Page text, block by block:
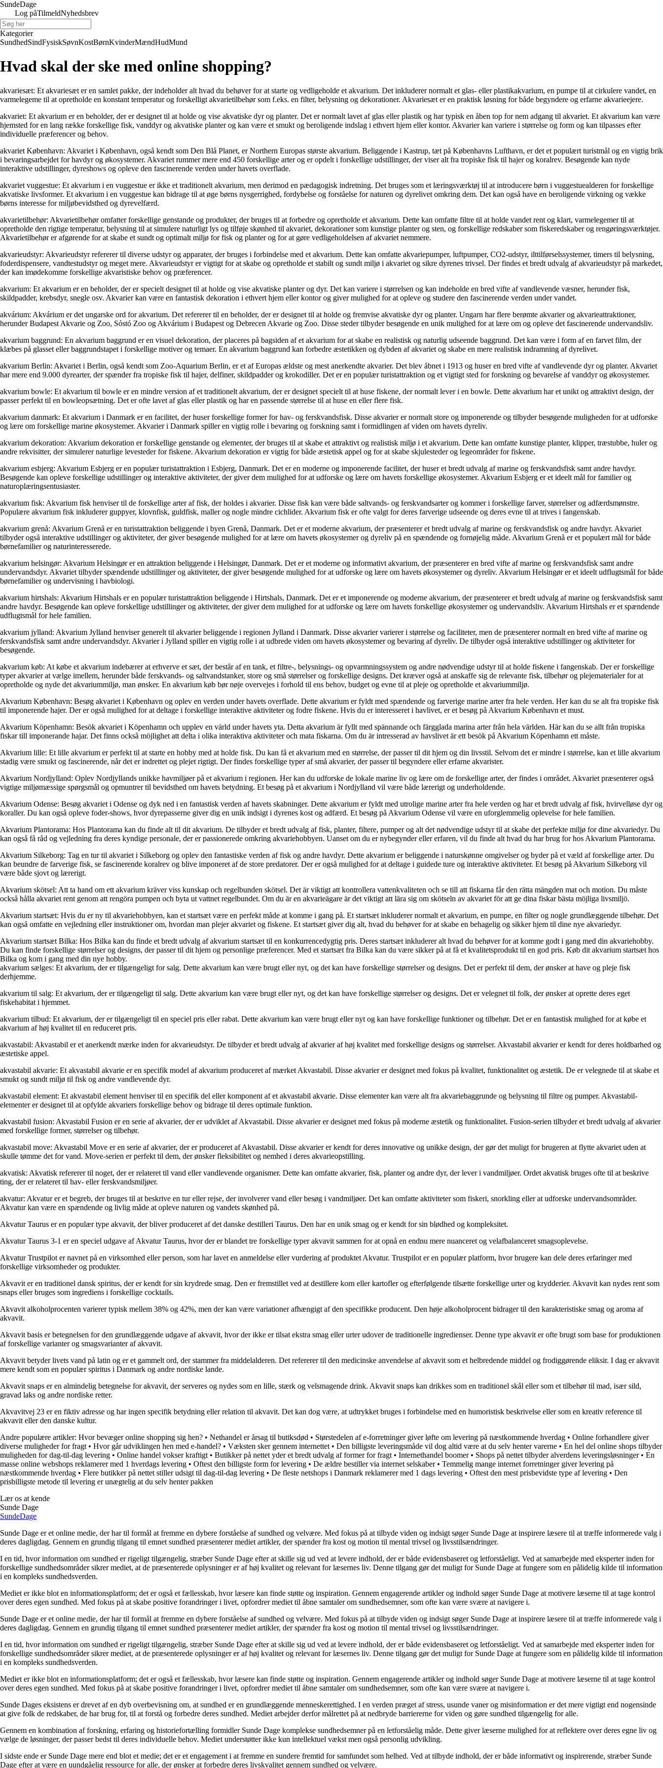
SundeDage
Log påTilmeldNyhedsbrev
Kategorier
SundhedSindFysiskSøvnKostBørnKvinderMændHudMund
Hvad skal der ske med online shopping?
akvariesæt: Et akvariesæt er en samlet pakke, der indeholder alt hvad du behøver for at starte og vedligeholde et akvarium. Det inkluderer normalt et glas- eller plastikakvarium, en pumpe til at cirkulere vandet, en
varmelegeme til at opretholde en konstant temperatur og forskelligt akvarietilbehør som f.eks. en filter, belysning og dekorationer. Akvariesæt er en praktisk løsning for både begyndere og erfarne akvarieejere.
akvariet: Et akvarium er en beholder, der er designet til at holde og vise akvatiske dyr og planter. Det er normalt lavet af glas eller plastik og har typisk en åben top for nem adgang til akvariet. Et akvarium kan være
hjemsted for en lang række forskellige fisk, vanddyr og akvatiske planter og kan være et smukt og beroligende indslag i ethvert hjem eller kontor. Akvarier kan variere i størrelse og form og kan tilpasses efter
individuelle præferencer og behov.
akvariet København: Akvariet i København, også kendt som Den Blå Planet, er Northern Europas største akvarium. Beliggende i Kastrup, tæt på Københavns Lufthavn, er det et populært turistmål og en vigtig brik
i bevaringsarbejdet for havdyr og økosystemer. Akvariet rummer mere end 450 forskellige arter og er opdelt i forskellige udstillinger, der viser alt fra tropiske fisk til hajer og koralrev. Besøgende kan nyde
interaktive udstillinger, dyreshows og opleve den fascinerende verden under havets overflade.
akvariet vuggestue: Et akvarium i en vuggestue er ikke et traditionelt akvarium, men derimod en pædagogisk indretning. Det bruges som et læringsværktøj til at introducere børn i vuggestuealderen for forskellige
akvatiske livsformer. Et akvarium i en vuggestue kan bidrage til at øge børns nysgerrighed, fordybelse og forståelse for naturen og dyrelivet omkring dem. Det kan også have en beroligende virkning og vække
børns interesse for miljøbevidsthed og dyrevelfærd.
akvarietilbehør: Akvarietilbehør omfatter forskellige genstande og produkter, der bruges til at forbedre og opretholde et akvarium. Dette kan omfatte filtre til at holde vandet rent og klart, varmelegemer til at
opretholde den rigtige temperatur, belysning til at simulere naturligt lys og tilføje skønhed til akvariet, dekorationer som kunstige planter og sten, og forskellige redskaber som fiskeredskaber og rengøringsværktøjer.
Akvarietilbehør er afgørende for at skabe et sundt og optimalt miljø for fisk og planter og for at gøre vedligeholdelsen af akvariet nemmere.
akvarieudstyr: Akvarieudstyr refererer til diverse udstyr og apparater, der bruges i forbindelse med et akvarium. Dette kan omfatte akvariepumper, luftpumper, CO2-udstyr, ilttilførselssystemer, timers til belysning,
foderdispensere, vandtestudstyr og meget mere. Akvarieudstyr er vigtigt for at skabe og opretholde et stabilt og sundt miljø i akvariet og sikre dyrenes trivsel. Der findes et bredt udvalg af akvarieudstyr på markedet,
der kan imødekomme forskellige akvaristiske behov og præferencer.
akvarium: Et akvarium er en beholder, der er specielt designet til at holde og vise akvatiske planter og dyr. Det kan variere i størrelsen og kan indeholde en bred vifte af vandlevende væsner, herunder fisk,
skildpadder, krebsdyr, snegle osv. Akvarier kan være en fantastisk dekoration i ethvert hjem eller kontor og giver mulighed for at opleve og studere den fascinerende verden under vandet.
akvárium: Akvárium er det ungarske ord for akvarium. Det refererer til en beholder, der er designet til at holde og fremvise akvatiske dyr og planter. Ungarn har flere berømte akvarier og akvarieattraktioner,
herunder Budapest Akvarie og Zoo, Sóstó Zoo og Akvárium i Budapest og Debrecen Akvarie og Zoo. Disse steder tilbyder besøgende en unik mulighed for at lære om og opleve det fascinerende undervandsliv.
akvarium baggrund: En akvarium baggrund er en visuel dekoration, der placeres på bagsiden af et akvarium for at skabe en realistisk og naturlig udseende baggrund. Det kan være i form af en farvet film, der
klæbes på glasset eller baggrundstapet i forskellige motiver og temaer. En akvarium baggrund kan forbedre æstetikken og dybden af akvariet og skabe en mere realistisk indramning af dyrelivet.
akvarium Berlin: Akvariet i Berlin, også kendt som Zoo-Aquarium Berlin, er et af Europas ældste og mest anerkendte akvarier. Det blev åbnet i 1913 og huser en bred vifte af vandlevende dyr og planter. Akvariet
har mere end 9.000 dyrearter, der spænder fra tropiske fisk til hajer, delfiner, skildpadder og krokodiller. Det er en populær turistattraktion og et vigtigt sted for forskning og bevarelse af vanddyr og økosystemer.
akvarium bowle: Et akvarium til bowle er en mindre version af et traditionelt akvarium, der er designet specielt til at huse fiskene, der normalt lever i en bowle. Dette akvarium har et unikt og attraktivt design, der
passer perfekt til en bowleopsætning. Det er ofte lavet af glas eller plastik og har en passende størrelse til at huse en eller flere fisk.
akvarium danmark: Et akvarium i Danmark er en facilitet, der huser forskellige former for hav- og ferskvandsfisk. Disse akvarier er normalt store og imponerende og tilbyder besøgende muligheden for at udforske
og lære om forskellige marine økosystemer. Akvarier i Danmark spiller en vigtig rolle i bevaring og forskning samt i formidlingen af viden om havets dyreliv.
akvarium dekoration: Akvarium dekoration er forskellige genstande og elementer, der bruges til at skabe et attraktivt og realistisk miljø i et akvarium. Dette kan omfatte kunstige planter, klipper, træstubbe, huler og
andre rekvisitter, der simulerer naturlige levesteder for fiskene. Akvarium dekoration er vigtig for både æstetisk appel og for at skabe skjulesteder og legeområder for fiskene.
akvarium esbjerg: Akvarium Esbjerg er en populær turistattraktion i Esbjerg, Danmark. Det er en moderne og imponerende facilitet, der huser et bredt udvalg af marine og ferskvandsfisk samt andre havdyr.
Besøgende kan opleve forskellige udstillinger og interaktive aktiviteter, der giver dem mulighed for at udforske og lære om havets forskellige økosystemer. Akvarium Esbjerg er et ideelt mål for familier og
naturoplæringsentusiaster.
akvarium fisk: Akvarium fisk henviser til de forskellige arter af fisk, der holdes i akvarier. Disse fisk kan være både saltvands- og ferskvandsarter og kommer i forskellige farver, størrelser og adfærdsmønstre.
Populære akvarium fisk inkluderer guppyer, klovnfisk, guldfisk, maller og nogle mindre cichlider. Akvarium fisk er ofte valgt for deres farverige udseende og deres evne til at trives i fangenskab.
akvarium grenå: Akvarium Grenå er en turistattraktion beliggende i byen Grenå, Danmark. Det er et moderne akvarium, der præsenterer et bredt udvalg af marine og ferskvandsfisk og andre havdyr. Akvariet
tilbyder også interaktive udstillinger og aktiviteter, der giver besøgende mulighed for at lære om havets økosystemer og dyreliv på en spændende og fornøjelig måde. Akvarium Grenå er et populært mål for både
børnefamilier og naturinteresserede.
akvarium helsingør: Akvarium Helsingør er en attraktion beliggende i Helsingør, Danmark. Det er et moderne og informativt akvarium, der præsenterer en bred vifte af marine og ferskvandsfisk samt andre
undervandsdyr. Akvariet tilbyder spændende udstillinger og aktiviteter, der giver besøgende mulighed for at udforske og lære om havets økosystemer og dyreliv. Akvarium Helsingør er et ideelt udflugtsmål for både
børnefamilier og undervisning i havbiologi.
akvarium hirtshals: Akvarium Hirtshals er en populær turistattraktion beliggende i Hirtshals, Danmark. Det er et imponerende og moderne akvarium, der præsenterer et bredt udvalg af marine og ferskvandsfisk samt
andre havdyr. Besøgende kan opleve forskellige udstillinger og aktiviteter, der giver dem mulighed for at udforske og lære om havets forskellige økosystemer og undervandsliv. Akvarium Hirtshals er et spændende
udflugtsmål for hele familien.
akvarium jylland: Akvarium Jylland henviser generelt til akvarier beliggende i regionen Jylland i Danmark. Disse akvarier varierer i størrelse og faciliteter, men de præsenterer normalt en bred vifte af marine og
ferskvandsfisk samt andre undervandsdyr. Akvarier i Jylland spiller en vigtig rolle i at udbrede viden om havets økosystemer og bevaring af dyreliv. De tilbyder også interaktive udstillinger og aktiviteter for
besøgende.
akvarium køb: At købe et akvarium indebærer at erhverve et sæt, der består af en tank, et filtre-, belysnings- og opvarmningssystem og andre nødvendige udstyr til at holde fiskene i fangenskab. Der er forskellige
typer akvarier at vælge imellem, herunder både ferskvands- og saltvandstanker, store og små størrelser og forskellige designs. Det kræver også at anskaffe sig de relevante fisk, tilbehør og plejematerialer for at
opretholde og nyde det akvariummiljø, man ønsker. En akvarium køb bør nøje overvejes i forhold til ens behov, budget og evne til at pleje og opretholde et akvariummiljø.
Akvarium København: Besøg akvariet i København og oplev en verden under havets overflade. Dette akvarium er fyldt med spændende og farverige marine arter fra hele verden. Her kan du se alt fra tropiske fisk
til imponerende hajer. Der er også mulighed for at deltage i forskellige interaktive aktiviteter og fodre fiskene. Hvis du er interesseret i havlivet, er et besøg på Akvarium København et must.
Akvarium Köpenhamn: Besök akvariet i Köpenhamn och upplev en värld under havets yta. Detta akvarium är fyllt med spännande och färgglada marina arter från hela världen. Här kan du se allt från tropiska
fiskar till imponerande hajar. Det finns också möjlighet att delta i olika interaktiva aktiviteter och mata fiskarna. Om du är intresserad av havslivet är ett besök på Akvarium Köpenhamn ett måste.
Akvarium lille: Et lille akvarium er perfekt til at starte en hobby med at holde fisk. Du kan få et akvarium med en størrelse, der passer til dit hjem og din livsstil. Selvom det er mindre i størrelse, kan et lille akvarium
stadig være smukt og fascinerende, når det er indrettet og plejet rigtigt. Der findes forskellige typer af små akvarier, der passer til begyndere eller erfarne akvarister.
Akvarium Nordjylland: Oplev Nordjyllands unikke havmiljøer på et akvarium i regionen. Her kan du udforske de lokale marine liv og lære om de forskellige arter, der findes i området. Akvariet præsenterer også
vigtige miljømæssige spørgsmål og opmuntrer til bevidsthed om havets betydning. Et besøg på et akvarium i Nordjylland vil være både lærerigt og underholdende.
Akvarium Odense: Besøg akvariet i Odense og dyk ned i en fantastisk verden af havets skabninger. Dette akvarium er fyldt med utrolige marine arter fra hele verden og har et bredt udvalg af fisk, hvirvelløse dyr og
koraller. Du kan også opleve foder-shows, hvor dyrepasserne giver dig en unik indsigt i dyrenes kost og adfærd. Et besøg på Akvarium Odense vil være en uforglemmelig oplevelse for hele familien.
Akvarium Plantorama: Hos Plantorama kan du finde alt til dit akvarium. De tilbyder et bredt udvalg af fisk, planter, filtere, pumper og alt det nødvendige udstyr til at skabe det perfekte miljø for dine akvariedyr. Du
kan også få råd og vejledning fra deres kyndige personale, der er passionerede omkring akvariehobbyen. Uanset om du er nybegynder eller erfaren, vil du finde alt hvad du har brug for hos Akvarium Plantorama.
Akvarium Silkeborg: Tag en tur til akvariet i Silkeborg og oplev den fantastiske verden af fisk og andre havdyr. Dette akvarium er beliggende i naturskønne omgivelser og byder på et væld af forskellige arter. Du
kan beundre de farverige fisk, se fascinerende koralrev og blive imponeret af de store predatorer. Der er også mulighed for at deltage i guidede ture og interaktive aktiviteter. Et besøg på Akvarium Silkeborg vil
være både sjovt og lærerigt.
Akvarium skötsel: Att ta hand om ett akvarium kräver viss kunskap och regelbunden skötsel. Det är viktigt att kontrollera vattenkvaliteten och se till att fiskarna får den rätta mängden mat och motion. Du måste
också hålla akvariet rent genom att rengöra pumpen och byta ut vattnet regelbundet. Om du är en akvarieägare är det viktigt att lära sig om skötseln av akvariet för att ge dina fiskar bästa möjliga livsmiljö.
Akvarium startsæt: Hvis du er ny til akvariehobbyen, kan et startsæt være en perfekt måde at komme i gang på. Et startsæt inkluderer normalt et akvarium, en pumpe, en filter og nogle grundlæggende tilbehør. Det
kan også omfatte en vejledning eller instruktioner om, hvordan man plejer akvariet og fiskene. Et startsæt giver dig alt, hvad du behøver for at skabe en behagelig og sikker hjem til dine nye akvariedyr.
Akvarium startsæt Bilka: Hos Bilka kan du finde et bredt udvalg af akvarium startsæt til en konkurrencedygtig pris. Deres startsæt inkluderer alt hvad du behøver for at komme godt i gang med din akvariehobby.
Du kan finde forskellige størrelser og designs, der passer til dit hjem og personlige præferencer. Med et startsæt fra Bilka kan du være sikker på at få et kvalitetsprodukt til en god pris. Køb dit akvarium startsæt hos
Bilka og kom i gang med din nye hobby.
akvarium sælges: Et akvarium, der er tilgængeligt for salg. Dette akvarium kan være brugt eller nyt, og det kan have forskellige størrelser og designs. Det er perfekt til dem, der ønsker at have og pleje fisk
derhjemme.
akvarium til salg: Et akvarium, der er tilgængeligt til salg. Dette akvarium kan være brugt eller nyt, og det kan have forskellige størrelser og designs. Det er velegnet til folk, der ønsker at oprette deres eget
fiskehabitat i hjemmet.
akvarium tilbud: Et akvarium, der er tilgængeligt til en speciel pris eller rabat. Dette akvarium kan være brugt eller nyt og kan have forskellige funktioner og tilbehør. Det er en fantastisk mulighed for at købe et
akvarium af høj kvalitet til en reduceret pris.
akvastabil: Akvastabil er et anerkendt mærke inden for akvarieudstyr. De tilbyder et bredt udvalg af akvarier af høj kvalitet med forskellige designs og størrelser. Akvastabil akvarier er kendt for deres holdbarhed og
æstetiske appel.
akvastabil akvarie: Et akvastabil akvarie er en specifik model af akvarium produceret af mærket Akvastabil. Disse akvarier er designet med fokus på kvalitet, funktionalitet og æstetik. De er velegnede til at skabe et
smukt og sundt miljø til fisk og andre vandlevende dyr.
akvastabil element: Et akvastabil element henviser til en specifik del eller komponent af et akvastabil akvarie. Disse elementer kan være alt fra akvariebaggrunde og belysning til filtre og pumper. Akvastabil-
elementer er designet til at opfylde akvariers forskellige behov og bidrage til deres optimale funktion.
akvastabil fusion: Akvastabil Fusion er en serie af akvarier, der er udviklet af Akvastabil. Disse akvarier er designet med fokus på moderne æstetik og funktionalitet. Fusion-serien tilbyder et bredt udvalg af akvarier
med forskellige former, størrelser og tilbehør.
akvastabil move: Akvastabil Move er en serie af akvarier, der er produceret af Akvastabil. Disse akvarier er kendt for deres innovative og unikke design, der gør det muligt for brugeren at flytte akvariet uden at
skulle tømme det for vand. Move-serien er perfekt til dem, der ønsker fleksibilitet og nemhed i deres akvarieopstilling.
akvatisk: Akvatisk refererer til noget, der er relateret til vand eller vandlevende organismer. Dette kan omfatte akvarier, fisk, planter og andre dyr, der lever i vandmiljøer. Ordet akvatisk bruges ofte til at beskrive
ting, der er relateret til hav- eller ferskvandsmiljøer.
akvatur: Akvatur er et begreb, der bruges til at beskrive en tur eller rejse, der involverer vand eller besøg i vandmiljøer. Det kan omfatte aktiviteter som fiskeri, snorkling eller at udforske undervandsområder.
Akvatur kan være en spændende og livlig måde at opleve naturen og vandets skønhed på.
Akvatur Taurus er en populær type akvavit, der bliver produceret af det danske destilleri Taurus. Den har en unik smag og er kendt for sin blødhed og kompleksitet.
Akvatur Taurus 3-1 er en speciel udgave af Akvatur Taurus, hvor der er blandet tre forskellige typer akvavit sammen for at opnå en endnu mere nuanceret og velafbalanceret smagsoplevelse.
Akvatur Trustpilot er navnet på en virksomhed eller person, som har lavet en anmeldelse eller vurdering af produktet Akvatur. Trustpilot er en populær platform, hvor brugere kan dele deres erfaringer med
forskellige virksomheder og produkter.
Akvavit er en traditionel dansk spiritus, der er kendt for sin krydrede smag. Den er fremstillet ved at destillere korn eller kartofler og efterfølgende tilsætte forskellige urter og krydderier. Akvavit kan nydes rent som
snaps eller bruges som ingrediens i forskellige cocktails.
Akvavit alkoholprocenten varierer typisk mellem 38% og 42%, men der kan være variationer afhængigt af den specifikke producent. Den høje alkoholprocent bidrager til den karakteristiske smag og aroma af
akvavit.
Akvavit basis er betegnelsen for den grundlæggende udgave af akvavit, hvor der ikke er tilsat ekstra smag eller urter udover de traditionelle ingredienser. Denne type akvavit er ofte brugt som base for produktionen
af forskellige varianter og smagsvarianter af akvavit.
Akvavit betyder livets vand på latin og er et gammelt ord, der stammer fra middelalderen. Det refererer til den medicinske anvendelse af akvavit som et helbredende middel og frodiggørende eliksir. I dag er akvavit
mere kendt som en populær spiritus i Danmark og andre nordiske lande.
Akvavit snaps er en almindelig betegnelse for akvavit, der serveres og nydes som en lille, stærk og velsmagende drink. Akvavit snaps kan drikkes som en traditionel skål eller som et tilbehør til mad, især sild,
gravad laks og andre nordiske retter.
Akvavitvej 23 er en fiktiv adresse og har ingen specifik betydning eller relation til akvavit. Det kan dog være, at udtrykket bruges i forbindelse med en humoristisk beskrivelse eller som en kreativ reference til
akvavit eller den danske kultur.
Andre populære artikler: Hvor bevæger online shopping sig hen? • Nethandel er årsag til butiksdød • Størstedelen af e-forretninger giver løfte om levering på næstkommende hverdag • Online forhandlere giver
diverse muligheder for fragt • Hvor går udviklingen hen med e-handel? • Væksten sker gennem internettet • Den billigste leveringsmåde vil dog altid være at du selv henter varerne • En hel del online shops tilbyder
muligheden for dag-til-dag levering • Online handel vokser kraftigt • Butikker på nettet yder et bredt udvalg af former for fragt • Internethandel boomer• Shops på nettet tilbyder alverdens leveringsløsninger• En
masse online webshops reklamerer med 1 hverdags levering • Oftest den billigste form for levering • De ældre bestiller via internet selskaber• Temmelig mange internet forretninger giver levering på
næstkommende hverdag • Flere butikker på nettet stiller udsigt til dag-til-dag levering • De fleste netshops i Danmark reklamerer med 1 dags levering • Oftest den mest prisbevidste type af levering • Den
prisbilligste metode til levering er unægtelig at du selv henter pakken
Lær os at kende
Sunde Dage
SundeDage
Sunde Dage er et online medie, der har til formål at fremme en dybere forståelse af sundhed og velvære. Med fokus på at tilbyde viden og indsigt søger Sunde Dage at inspirere læsere til at træffe informerede valg i
deres dagligdag. Gennem en grundig tilgang til emnet sundhed præsenterer mediet artikler, der spænder fra kost og motion til mental trivsel og livsstilsændringer.
I en tid, hvor information om sundhed er rigeligt tilgængelig, stræber Sunde Dage efter at skille sig ud ved at levere indhold, der er både evidensbaseret og letforståeligt. Ved at samarbejde med eksperter inden for
forskellige sundhedsområder sikrer mediet, at de præsenterede oplysninger er af høj kvalitet og relevant for læsernes liv. Denne tilgang gør det muligt for Sunde Dage at fungere som en pålidelig kilde til information
i en kompleks sundhedsverden.
Mediet er ikke blot en informationsplatform; det er også et fællesskab, hvor læsere kan finde støtte og inspiration. Gennem engagerende artikler og indhold søger Sunde Dage at motivere læserne til at tage kontrol
over deres egen sundhed. Med fokus på at skabe positive forandringer i livet, opfordrer mediet til åbne samtaler om sundhedsemner, som ofte kan være svære at navigere i.
Sunde Dage er et online medie, der har til formål at fremme en dybere forståelse af sundhed og velvære. Med fokus på at tilbyde viden og indsigt søger Sunde Dage at inspirere læsere til at træffe informerede valg i
deres dagligdag. Gennem en grundig tilgang til emnet sundhed præsenterer mediet artikler, der spænder fra kost og motion til mental trivsel og livsstilsændringer.
I en tid, hvor information om sundhed er rigeligt tilgængelig, stræber Sunde Dage efter at skille sig ud ved at levere indhold, der er både evidensbaseret og letforståeligt. Ved at samarbejde med eksperter inden for
forskellige sundhedsområder sikrer mediet, at de præsenterede oplysninger er af høj kvalitet og relevant for læsernes liv. Denne tilgang gør det muligt for Sunde Dage at fungere som en pålidelig kilde til information
i en kompleks sundhedsverden.
Mediet er ikke blot en informationsplatform; det er også et fællesskab, hvor læsere kan finde støtte og inspiration. Gennem engagerende artikler og indhold søger Sunde Dage at motivere læserne til at tage kontrol
over deres egen sundhed. Med fokus på at skabe positive forandringer i livet, opfordrer mediet til åbne samtaler om sundhedsemner, som ofte kan være svære at navigere i.
Sunde Dages eksistens er drevet af en dyb overbevisning om, at sundhed er en grundlæggende menneskerettighed. I en verden præget af stress, usunde vaner og misinformation er det mere vigtigt end nogensinde
at give folk de redskaber, de har brug for, til at forstå og forbedre deres sundhed. Mediet arbejder derfor målrettet på at nedbryde barriererne for viden og gøre sundhed tilgængelig for alle.
Gennem en kombination af forskning, erfaring og historiefortælling formidler Sunde Dage komplekse sundhedsemner på en letforståelig måde. Dette giver læserne mulighed for at reflektere over deres egne liv og
vælge de løsninger, der passer bedst til deres individuelle behov. Mediet understøtter ikke kun intellektuel vækst men også personlig udvikling.
I sidste ende er Sunde Dage mere end blot et medie; det er et engagement i at fremme en sundere fremtid for samfundet som helhed. Ved at tilbyde indhold, der er både informativt og inspirerende, stræber Sunde
Dage efter at være en uundgåelig ressource for alle, der ønsker at forbedre deres livskvalitet gennem sundhed og velvære.